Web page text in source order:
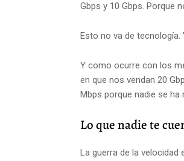
Gbps y 10 Gbps. Porque
Esto no va de tecnología.
Y como ocurre con los
en que nos vendan 20
Mbps porque nadie se
Lo que nadie te
La guerra de la